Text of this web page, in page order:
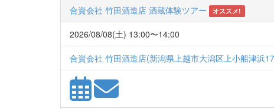
合資会社 竹田酒造店 酒蔵体験ツアー オススメ!
2026/08/08(土) 13:00〜14:00
合資会社 竹田酒造店(新潟県上越市大潟区上小船津浜